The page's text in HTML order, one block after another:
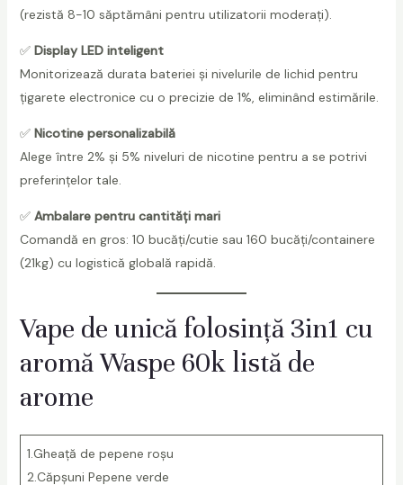
0
0
0
f
s
D
i
o
b
(rezistă 8-10 săptămâni pentru utilizatorii moderați).
✅ Display LED inteligent
Monitorizează durata bateriei și nivelurile de lichid pentru
țigarete electronice cu o precizie de 1%, eliminând estimările.
✅ Nicotine personalizabilă
Alege între 2% și 5% niveluri de nicotine pentru a se potrivi
preferințelor tale.
✅ Ambalare pentru cantități mari
Comandă en gros: 10 bucăți/cutie sau 160 bucăți/containere
(21kg) cu logistică globală rapidă.
Vape de unică folosință 3in1 cu
aromă Waspe 60k listă de
arome
1.Gheață de pepene roșu
2.Căpșuni Pepene verde